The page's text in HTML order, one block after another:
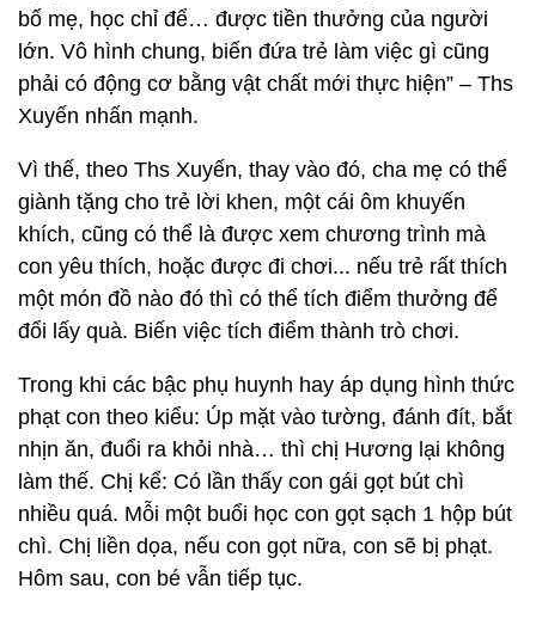
bố mẹ, học chỉ để… được tiền thưởng của người
lớn. Vô hình chung, biến đứa trẻ làm việc gì cũng
phải có động cơ bằng vật chất mới thực hiện” – Ths
Xuyến nhấn mạnh.
Vì thế, theo Ths Xuyến, thay vào đó, cha mẹ có thể
giành tặng cho trẻ lời khen, một cái ôm khuyến
khích, cũng có thể là được xem chương trình mà
con yêu thích, hoặc được đi chơi... nếu trẻ rất thích
một món đồ nào đó thì có thể tích điểm thưởng để
đổi lấy quà. Biến việc tích điểm thành trò chơi.
Trong khi các bậc phụ huynh hay áp dụng hình thức
phạt con theo kiểu: Úp mặt vào tường, đánh đít, bắt
nhịn ăn, đuổi ra khỏi nhà… thì chị Hương lại không
làm thế. Chị kể: Có lần thấy con gái gọt bút chì
nhiều quá. Mỗi một buổi học con gọt sạch 1 hộp bút
chì. Chị liền dọa, nếu con gọt nữa, con sẽ bị phạt.
Hôm sau, con bé vẫn tiếp tục.